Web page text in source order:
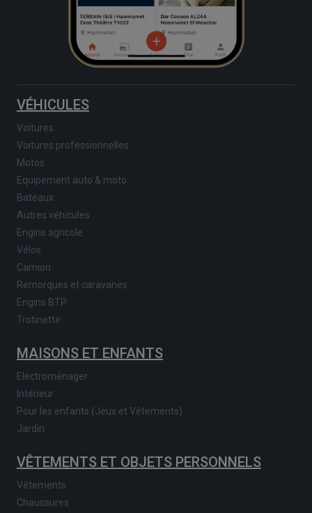
VÉHICULES
Voitures
Voitures professionnelles
Motos
Equipement auto & moto
Bateaux
Autres véhicules
Engins agricole
Vélos
Camion
Remorques et caravanes
Engins BTP
Trotinette
MAISONS ET ENFANTS
Electroménager
Intérieur
Pour les enfants (Jeux et Vêtements)
Jardin
VÊTEMENTS ET OBJETS PERSONNELS
Vêtements
Chaussures